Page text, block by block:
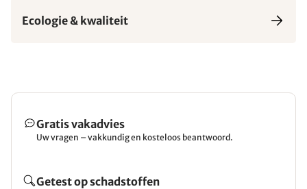
Ecologie & kwaliteit
Gratis vakadvies
Uw vragen – vakkundig en kosteloos beantwoord.
Getest op schadstoffen